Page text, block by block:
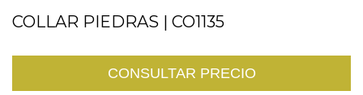
COLLAR PIEDRAS | CO1135